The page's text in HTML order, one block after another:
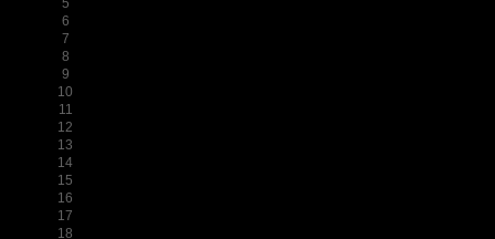
5
6
7
8
9
10
11
12
13
14
15
16
17
18